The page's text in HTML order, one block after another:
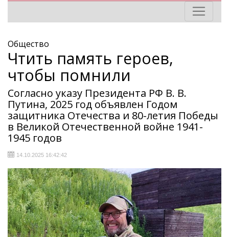
Общество
Чтить память героев,
чтобы помнили
Согласно указу Президента РФ В. В.
Путина, 2025 год объявлен Годом
защитника Отечества и 80-летия Победы
в Великой Отечественной войне 1941-
1945 годов
14.10.2025 16:42:42